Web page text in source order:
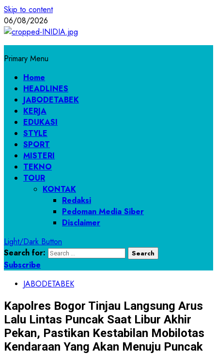
Skip to content
06/08/2026
Primary Menu
Home
HEADLINES
JABODETABEK
KERJA
EDUKASI
STYLE
SPORT
MISTERI
TEKNO
TOUR
KONTAK
Redaksi
Pedoman Media Siber
Disclaimer
Light/Dark Button
Search for:
Subscribe
JABODETABEK
Kapolres Bogor Tinjau Langsung Arus
Lalu Lintas Puncak Saat Libur Akhir
Pekan, Pastikan Kestabilan Mobilotas
Kendaraan Yang Akan Menuju Puncak